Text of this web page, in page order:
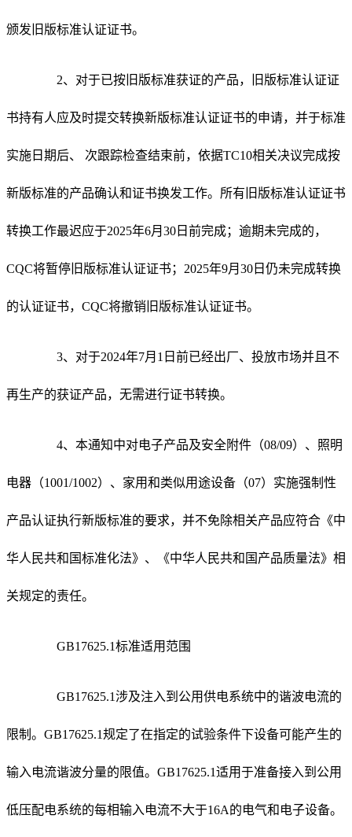
颁发旧版标准认证证书。
2、对于已按旧版标准获证的产品，旧版标准认证证
书持有人应及时提交转换新版标准认证证书的申请，并于标准
实施日期后、 次跟踪检查结束前，依据TC10相关决议完成按
新版标准的产品确认和证书换发工作。所有旧版标准认证证书
转换工作最迟应于2025年6月30日前完成；逾期未完成的，
CQC将暂停旧版标准认证证书；2025年9月30日仍未完成转换
的认证证书，CQC将撤销旧版标准认证证书。
3、对于2024年7月1日前已经出厂、投放市场并且不
再生产的获证产品，无需进行证书转换。
4、本通知中对电子产品及安全附件（08/09）、照明
电器（1001/1002）、家用和类似用途设备（07）实施强制性
产品认证执行新版标准的要求，并不免除相关产品应符合《中
华人民共和国标准化法》、《中华人民共和国产品质量法》相
关规定的责任。
GB17625.1标准适用范围
GB17625.1涉及注入到公用供电系统中的谐波电流的
限制。GB17625.1规定了在指定的试验条件下设备可能产生的
输入电流谐波分量的限值。GB17625.1适用于准备接入到公用
低压配电系统的每相输入电流不大于16A的电气和电子设备。